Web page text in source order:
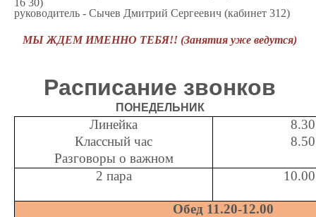
16 30)
руководитель - Сычев Дмитрий Сергеевич (кабинет 312)
МЫ ЖДЕМ ИМЕННО ТЕБЯ!! (Занятия уже ведутся)
Расписание звонков
ПОНЕДЕЛЬНИК
Линейка
Классный час
Разговоры о важном
2 пара
Обед 11.20-12.00